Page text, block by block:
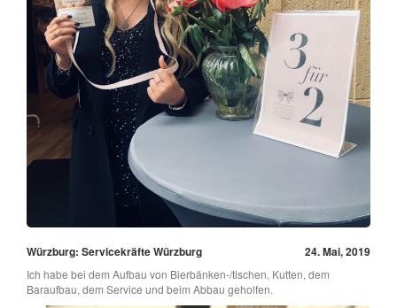
Würzburg: Servicekräfte Würzburg 24. Mai, 2019
Ich habe bei dem Aufbau von Bierbänken-/tischen, Kutten, dem
Baraufbau, dem Service und beim Abbau geholfen.